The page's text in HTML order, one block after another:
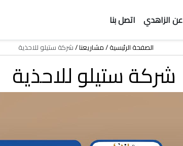
عن الزاهدي اتصل بنا
الصفحة الرئيسية مشاريعنا شركة ستيلو للاحذية
شركة ستيلو للاحذية